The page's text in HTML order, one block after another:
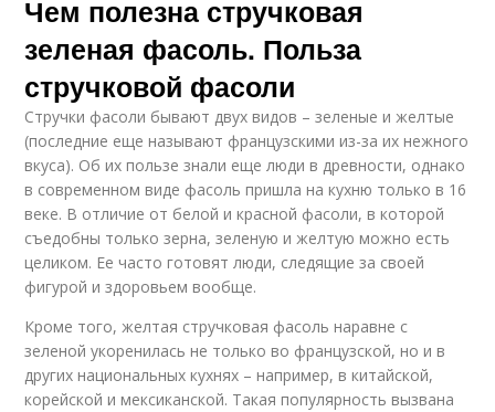
Чем полезна стручковая
зеленая фасоль. Польза
стручковой фасоли
Стручки фасоли бывают двух видов – зеленые и желтые
(последние еще называют французскими из-за их нежного
вкуса). Об их пользе знали еще люди в древности, однако
в современном виде фасоль пришла на кухню только в 16
веке. В отличие от белой и красной фасоли, в которой
съедобны только зерна, зеленую и желтую можно есть
целиком. Ее часто готовят люди, следящие за своей
фигурой и здоровьем вообще.
Кроме того, желтая стручковая фасоль наравне с
зеленой укоренилась не только во французской, но и в
других национальных кухнях – например, в китайской,
корейской и мексиканской. Такая популярность вызвана